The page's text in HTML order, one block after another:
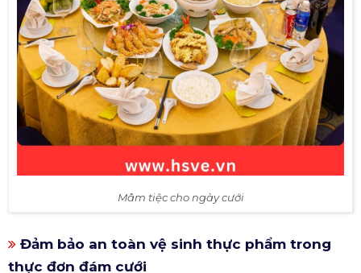
Mâm tiệc cho ngày cưới
Đảm bảo an toàn vệ sinh thực phẩm trong
thực đơn đám cưới